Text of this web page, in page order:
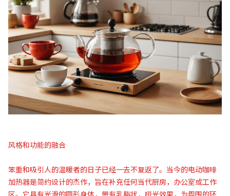
风格和功能的融合
笨重和吸引人的温暖者的日子已经一去不复返了。当今的电动咖啡
加热器是简约设计的杰作，旨在补充任何当代厨房，办公室或工作
区。它具有光滑的圆形身体，带有乳脂状，哑光效果，为周围的环